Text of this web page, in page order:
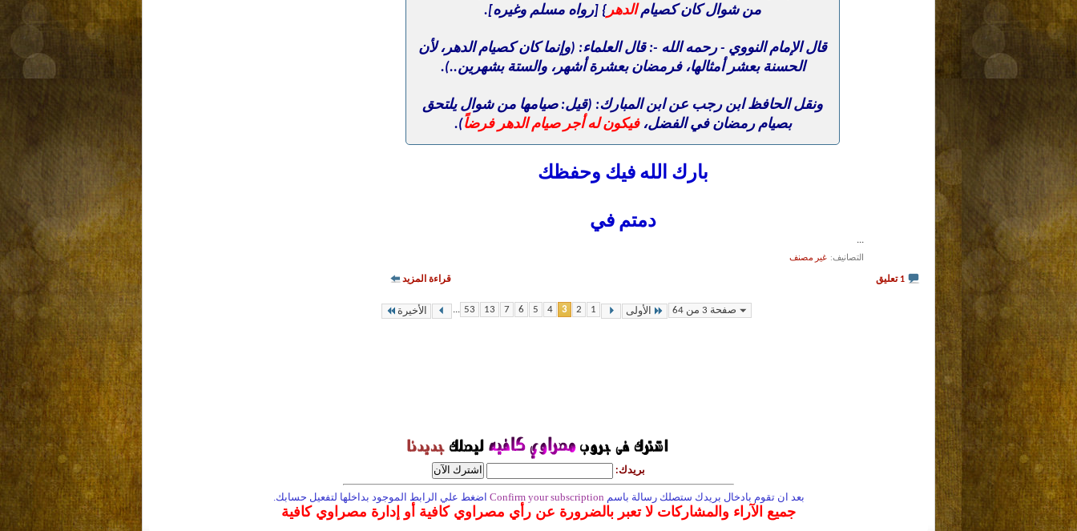
من شوال كان كصيامالدهر} [رواه مسلم وغيره].
قال الإمام النووي - رحمه الله -: قال العلماء: (وإنما كان كصيام الدهر، لأن
الحسنة بعشر أمثالها، فرمضان بعشرة أشهر، والستة بشهرين..).
ونقل الحافظ ابن رجب عن ابن المبارك: (قيل: صيامها من شوال يلتحق
بصيام رمضان في الفضل،فيكون له أجر صيام الدهر فرضاً).
بارك الله فيك وحفظك
دمتم في
...
التصانيف غير مصنف
1 تعليق قراءة المزيد
صفحة 3 من 64 الأولى 1
2
3
4
5
6
7
13
53 الأخيرة
بريدك:
بعد ان تقوم بادخال بريدك ستصلك رسالة باسم Confirm your subscription اضغط علي الرابط الموجود بداخلها لتفعيل حسابك.
جميع الآراء والمشاركات لا تعبر بالضرورة عن رأي مصراوي كافية أو إدارة مصراوي كافية